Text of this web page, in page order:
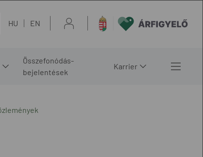
HU EN
Összefonódás-
bejelentések
Karrier